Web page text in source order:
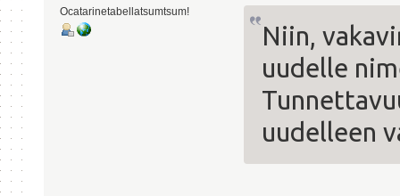
Ocatarinetabellatsumtsum!
Niin,
uudelle
uudelleen